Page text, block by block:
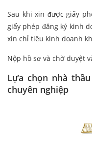
Sau khi xin được giấy
giấy phép đăng ký kinh
xin chỉ tiêu kinh doanh
Nộp hồ sơ và chờ duyệt
Lựa chọn nhà
chuyên nghiệp